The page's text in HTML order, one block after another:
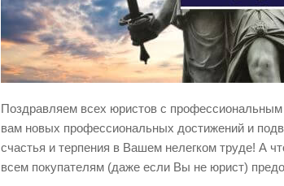
Поздравляем всех юристов с
вам новых профессиональных достижений и
счастья и терпения в Вашем нелегком труде! А
всем покупателям (даже если Вы не юрист)